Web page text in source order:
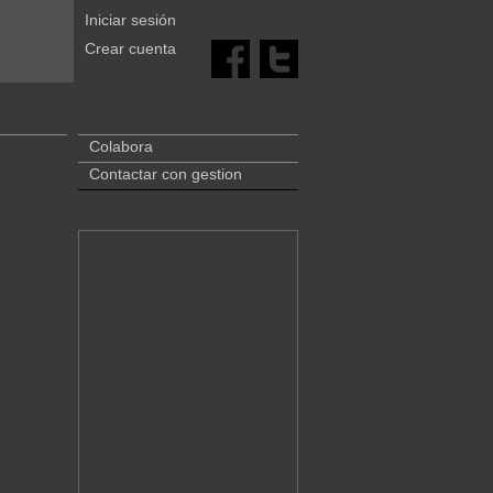
Iniciar sesión
Crear cuenta
Colabora
Contactar con gestion